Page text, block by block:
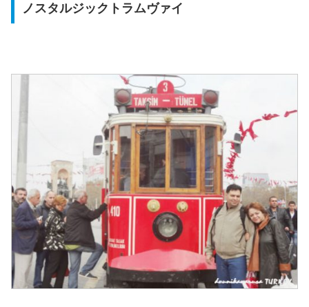
ノスタルジックトラムヴァイ